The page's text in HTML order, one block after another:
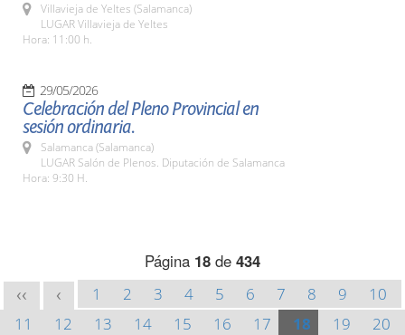
Villavieja de Yeltes (Salamanca)
LUGAR Villavieja de Yeltes
Hora: 11:00 h.
29/05/2026
Celebración del Pleno Provincial en
sesión ordinaria.
Salamanca (Salamanca)
LUGAR Salón de Plenos. Diputación de Salamanca
Hora: 9:30 H.
Página 18 de 434
<< < 1 2 3 4 5 6 7 8 9
10
11
12 13 14 15 16 17 18 19
20